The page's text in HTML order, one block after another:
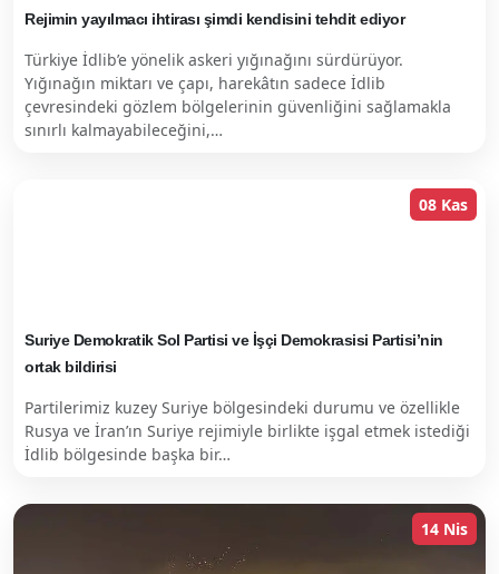
Rejimin yayılmacı ihtirası şimdi kendisini tehdit ediyor
Türkiye İdlib’e yönelik askeri yığınağını sürdürüyor.
Yığınağın miktarı ve çapı, harekâtın sadece İdlib
çevresindeki gözlem bölgelerinin güvenliğini sağlamakla
sınırlı kalmayabileceğini,…
08 Kas
Suriye Demokratik Sol Partisi ve İşçi Demokrasisi Partisi’nin
ortak bildirisi
Partilerimiz kuzey Suriye bölgesindeki durumu ve özellikle
Rusya ve İran’ın Suriye rejimiyle birlikte işgal etmek istediği
İdlib bölgesinde başka bir…
14 Nis